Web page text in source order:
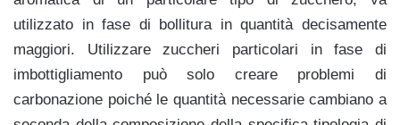
utilizzato in fase di bollitura in quantità decisamente
maggiori. Utilizzare zuccheri particolari in fase di
imbottigliamento può solo creare problemi di
carbonazione poiché le quantità necessarie cambiano a